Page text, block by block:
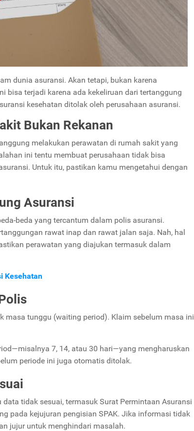
dunia asuransi. Akan tetapi, bukan karena
bisa terjadi karena ada kekeliruan dari tertanggung
kesehatan ditolak oleh perusahaan asuransi.
Bukan Rekanan
melakukan perawatan di rumah sakit yang
ini tentu membuat perusahaan tidak bisa
Untuk itu, pastikan kamu mengetahui dengan
Asuransi
beda yang tercantum dalam polis asuransi.
rawat inap dan rawat jalan saja. Nah, hal
perawatan yang diajukan termasuk dalam
Kesehatan
masa tunggu (waiting period). Klaim sebelum masa ini
7, 14, atau 30 hari—yang mengharuskan
periode ini juga otomatis ditolak.
tidak sesuai, termasuk Surat Permintaan Asuransi
pada kejujuran pengisian SPAK. Jika informasi tidak
jujur untuk menghindari masalah.